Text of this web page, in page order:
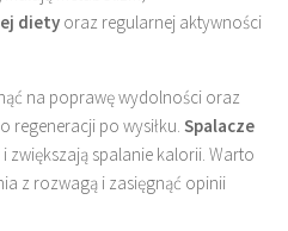
diety oraz regularnej aktywności
na poprawę wydolności oraz
regeneracji po wysiłku. Spalacze
zwiększają spalanie kalorii. Warto
z rozwagą i zasięgnąć opinii